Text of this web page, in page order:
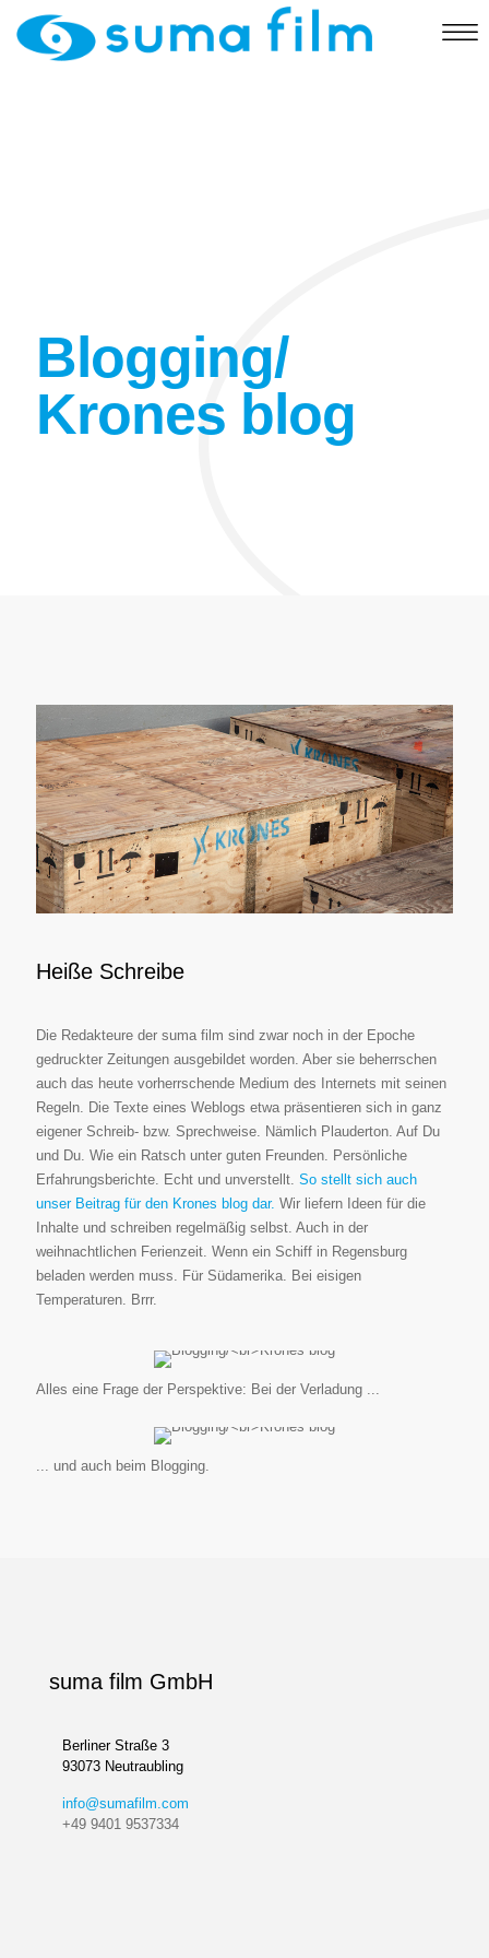
Blogging/
Krones blog
Heiße Schreibe
Die Redakteure der suma film sind zwar noch in der Epoche
gedruckter Zeitungen ausgebildet worden. Aber sie beherrschen
auch das heute vorherrschende Medium des Internets mit seinen
Regeln. Die Texte eines Weblogs etwa präsentieren sich in ganz
eigener Schreib- bzw. Sprechweise. Nämlich Plauderton. Auf Du
und Du. Wie ein Ratsch unter guten Freunden. Persönliche
Erfahrungsberichte. Echt und unverstellt. So stellt sich auch
unser Beitrag für den Krones blog dar. Wir liefern Ideen für die
Inhalte und schreiben regelmäßig selbst. Auch in der
weihnachtlichen Ferienzeit. Wenn ein Schiff in Regensburg
beladen werden muss. Für Südamerika. Bei eisigen
Temperaturen. Brrr.
Alles eine Frage der Perspektive: Bei der Verladung ...
... und auch beim Blogging.
suma film GmbH
Berliner Straße 3
93073 Neutraubling
info@sumafilm.com
+49 9401 9537334